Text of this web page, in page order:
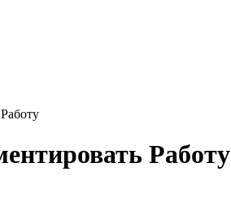
Работу